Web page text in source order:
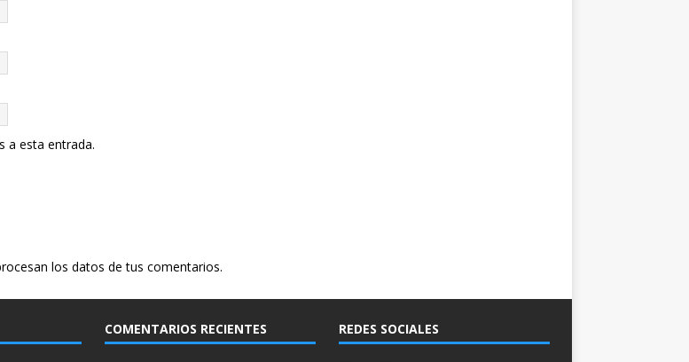
a esta entrada.
los datos de tus comentarios.
COMENTARIOS RECIENTES REDES SOCIALES